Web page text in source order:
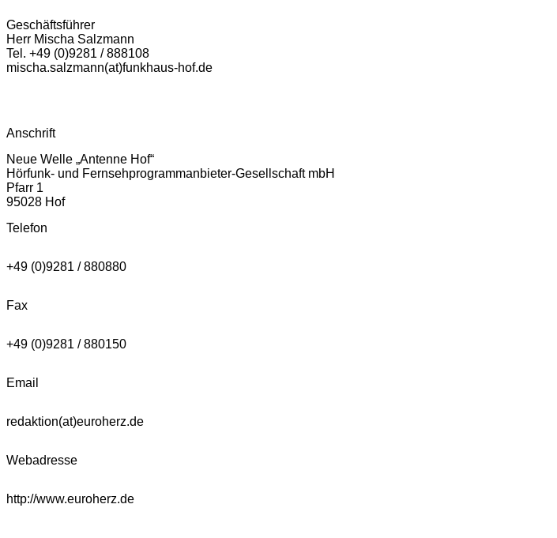
Geschäftsführer
Herr Mischa Salzmann
Tel. +49 (0)9281 / 888108
mischa.salzmann(at)funkhaus-hof.de
Anschrift
Neue Welle „Antenne Hof“
Hörfunk- und Fernsehprogrammanbieter-Gesellschaft mbH
Pfarr 1
95028 Hof
Telefon
+49 (0)9281 / 880880
Fax
+49 (0)9281 / 880150
Email
redaktion(at)euroherz.de
Webadresse
http://www.euroherz.de